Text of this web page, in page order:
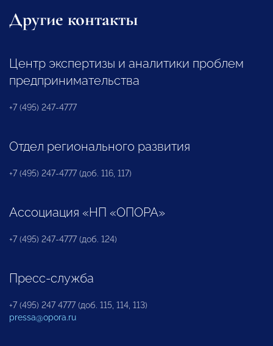
Другие контакты
Центр экспертизы и аналитики проблем
предпринимательства
+7 (495) 247-4777
Отдел регионального развития
+7 (495) 247-4777 (доб. 116, 117)
Ассоциация «НП «ОПОРА»
+7 (495) 247-4777 (доб. 124)
Пресс-служба
+7 (495) 247 4777 (доб. 115, 114, 113)
pressa@opora.ru